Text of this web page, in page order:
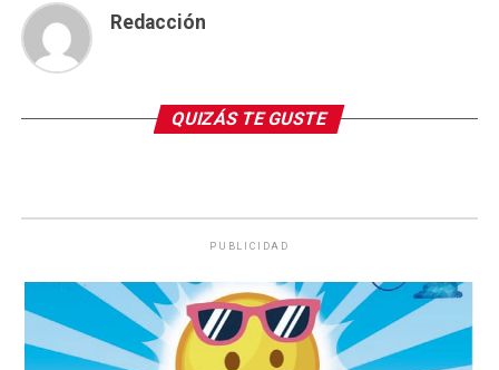
Redacción
QUIZÁS TE GUSTE
PUBLICIDAD